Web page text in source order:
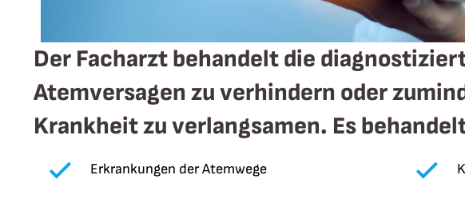
Der Facharzt behandelt die
Atemversagen zu verhindern oder
Krankheit zu verlangsamen. Es
Erkrankungen der Atemwege